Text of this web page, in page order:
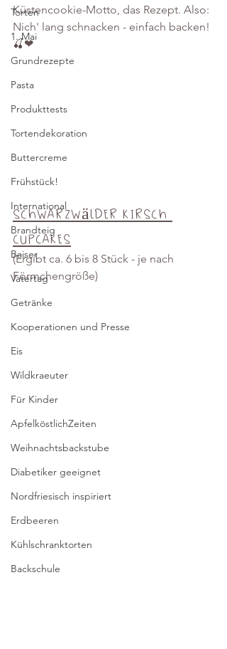
Torten
1. Mai
Grundrezepte
Pasta
Produkttests
Tortendekoration
Buttercreme
Frühstück!
International
Brandteig
Baiser
Vatertag
Getränke
Kooperationen und Presse
Eis
Wildkraeuter
Für Kinder
ApfelköstlichZeiten
Weihnachtsbackstube
Diabetiker geeignet
Nordfriesisch inspiriert
Erdbeeren
Kühlschranktorten
Backschule
Küstencookie-Motto, das Rezept. Also:
Nich' lang schnacken - einfach backen!
🍒❤
Schwarzwälder Kirsch
Cupcakes
(Ergibt ca. 6 bis 8 Stück - je nach
Förmchengröße)